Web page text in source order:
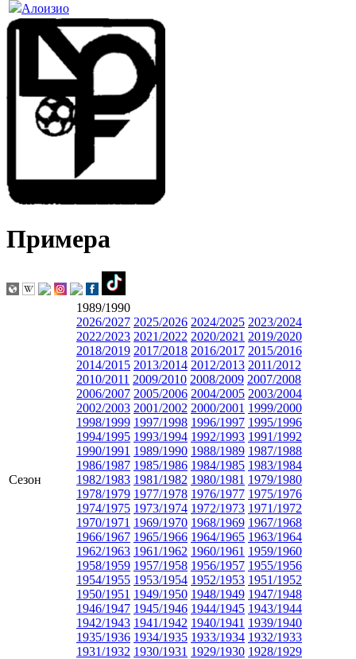
Алоизио
Примера
Сезон
1989/1990
2026/2027 2025/2026 2024/2025 2023/2024
2022/2023 2021/2022 2020/2021 2019/2020
2018/2019 2017/2018 2016/2017 2015/2016
2014/2015 2013/2014 2012/2013 2011/2012
2010/2011 2009/2010 2008/2009 2007/2008
2006/2007 2005/2006 2004/2005 2003/2004
2002/2003 2001/2002 2000/2001 1999/2000
1998/1999 1997/1998 1996/1997 1995/1996
1994/1995 1993/1994 1992/1993 1991/1992
1990/1991 1989/1990 1988/1989 1987/1988
1986/1987 1985/1986 1984/1985 1983/1984
1982/1983 1981/1982 1980/1981 1979/1980
1978/1979 1977/1978 1976/1977 1975/1976
1974/1975 1973/1974 1972/1973 1971/1972
1970/1971 1969/1970 1968/1969 1967/1968
1966/1967 1965/1966 1964/1965 1963/1964
1962/1963 1961/1962 1960/1961 1959/1960
1958/1959 1957/1958 1956/1957 1955/1956
1954/1955 1953/1954 1952/1953 1951/1952
1950/1951 1949/1950 1948/1949 1947/1948
1946/1947 1945/1946 1944/1945 1943/1944
1942/1943 1941/1942 1940/1941 1939/1940
1935/1936 1934/1935 1933/1934 1932/1933
1931/1932 1930/1931 1929/1930 1928/1929